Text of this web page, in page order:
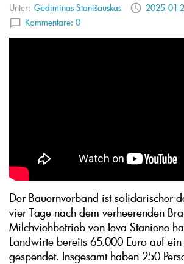
Unter: Gediminas Stanišauskas
2025-01-
Kommentare: 0
Der Bauernverband ist solidarischer
vier Tage nach dem verheerenden
Milchviehbetrieb von Ieva Staniene
Landwirte bereits 65.000 Euro auf
gespendet. Insgesamt haben 250